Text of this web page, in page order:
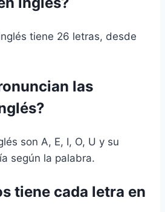
tiene 26 letras, desde
las
son A, E, I, O, U y su
según la palabra.
tiene cada letra en